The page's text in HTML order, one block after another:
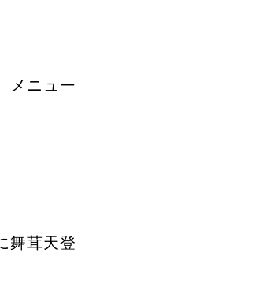
メニュー
舞茸天登